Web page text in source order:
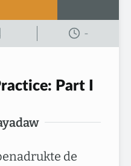
-
Part I
de